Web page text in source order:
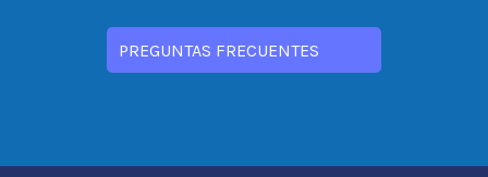
PREGUNTAS FRECUENTES